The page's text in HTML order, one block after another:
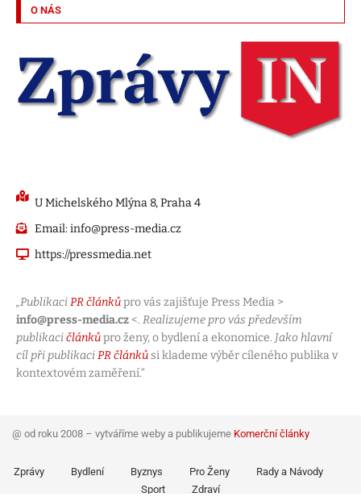
O NÁS
U Michelského Mlýna 8, Praha 4
Email: info@press-media.cz
https://pressmedia.net
„PublikaciPR článkůpro vás zajišťuje Press Media >
info@press-media.cz <. Realizujeme pro vás především
publikacičlánkůpro ženy, o bydlení a ekonomice. Jako hlavní
cíl při publikaciPR článků si klademe výběr cíleného publika v
kontextovém zaměření.“
@ od roku 2008 – vytváříme weby a publikujeme Komerční články
Zprávy Bydlení Byznys Pro Ženy
Rady a Návody
Sport
Zdraví